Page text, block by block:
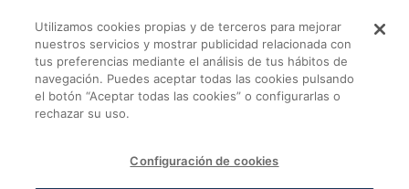
La Fundación
Volver a noticias Fundación
5 MIN LECTURA
Utilizamos cookies propias y de terceros para mejorar
nuestros servicios y mostrar publicidad relacionada con
tus preferencias mediante el análisis de tus hábitos de
navegación. Puedes aceptar todas las cookies pulsando
el botón “Aceptar todas las cookies” o configurarlas o
rechazar su uso.
Configuración de cookies